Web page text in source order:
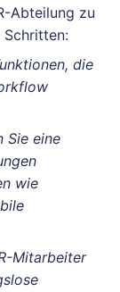
Abteilung zu
Schritten:
die
Sie eine
wie
Mitarbeiter